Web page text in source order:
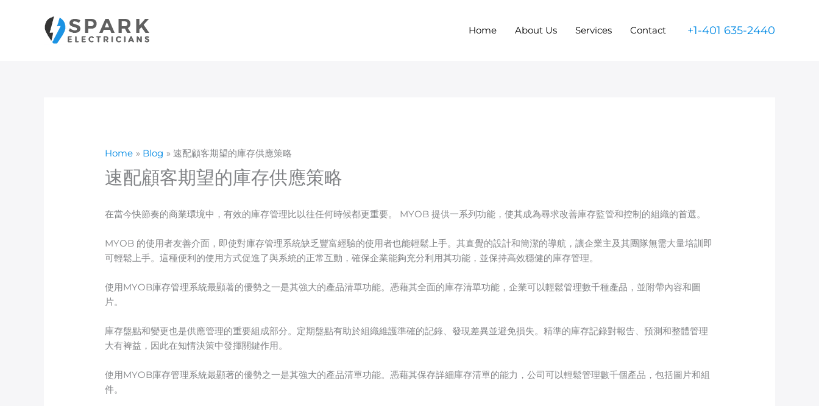
Home About Us Services Contact +1-401 635-2440
Home Blog 速配顧客期望的庫存供應策略
速配顧客期望的庫存供應策略
在當今快節奏的商業環境中，有效的庫存管理比以往任何時候都更重要。 MYOB 提供一系列功能，使其成為尋求改善庫存監管和控制的組織的首選。
MYOB 的使用者友善介面，即使對庫存管理系統缺乏豐富經驗的使用者也能輕鬆上手。其直覺的設計和簡潔的導航，讓企業主及其團隊無需大量培訓即
可輕鬆上手。這種便利的使用方式促進了與系統的正常互動，確保企業能夠充分利用其功能，並保持高效穩健的庫存管理。
使用MYOB庫存管理系統最顯著的優勢之一是其強大的產品清單功能。憑藉其全面的庫存清單功能，企業可以輕鬆管理數千種產品，並附帶內容和圖
片。
庫存盤點和變更也是供應管理的重要組成部分。定期盤點有助於組織維護準確的記錄、發現差異並避免損失。精準的庫存記錄對報告、預測和整體管理
大有裨益，因此在知情決策中發揮關鍵作用。
使用MYOB庫存管理系統最顯著的優勢之一是其強大的產品清單功能。憑藉其保存詳細庫存清單的能力，公司可以輕鬆管理數千個產品，包括圖片和組
件。